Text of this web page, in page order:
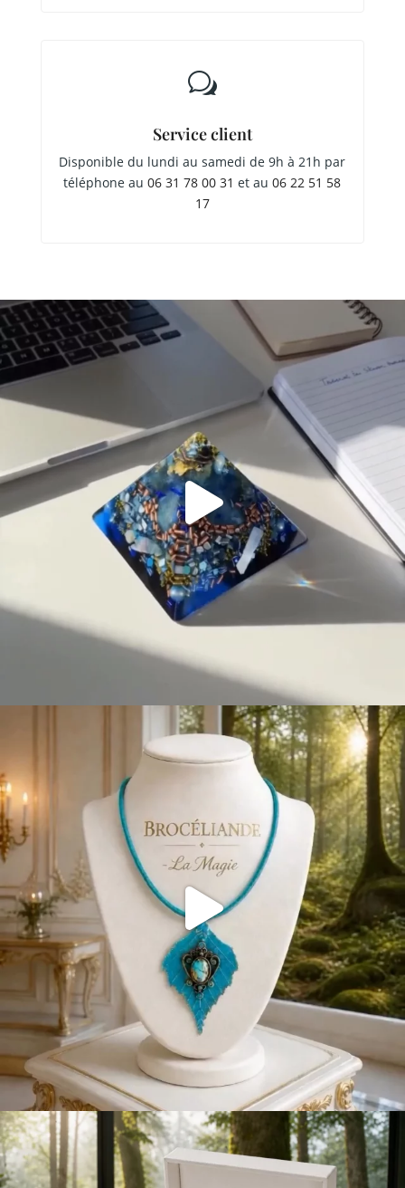
w
Service client
Disponible du lundi au samedi de 9h à 21h par
téléphone au06 31 78 00 31 et au06 22 51 58
17